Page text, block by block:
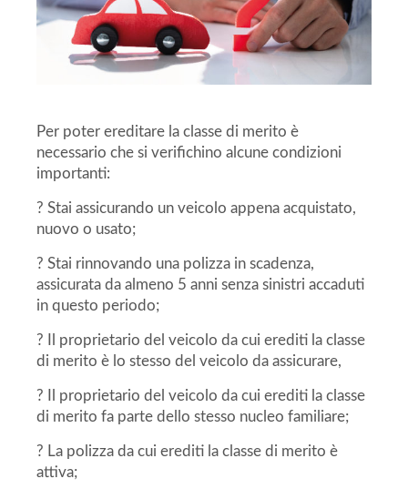
Per poter ereditare la classe di merito è
necessario che si verifichino alcune condizioni
importanti:
? Stai assicurando un veicolo appena acquistato,
nuovo o usato;
? Stai rinnovando una polizza in scadenza,
assicurata da almeno 5 anni senza sinistri accaduti
in questo periodo;
? Il proprietario del veicolo da cui erediti la classe
di merito è lo stesso del veicolo da assicurare,
? Il proprietario del veicolo da cui erediti la classe
di merito fa parte dello stesso nucleo familiare;
? La polizza da cui erediti la classe di merito è
attiva;